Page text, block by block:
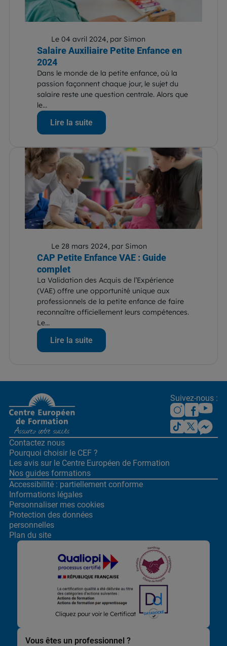
Le 04 avril 2024, par Simon
Salaire Auxiliaire Petite Enfance en
2024
Dans le monde de la petite enfance, où la
passion façonnent chaque jour, le sujet du
salaire reste une question centrale. Alors que
le...
Lire la suite
Le 28 mars 2024, par Simon
CAP Petite Enfance VAE : Guide
complet
La Validation des Acquis de l’Expérience
(VAE) offre une opportunité unique aux
professionnels de la petite enfance de faire
reconnaître officiellement leurs compétences.
Le...
Lire la suite
Suivez-nous :
Cliquez pour voir le Certificat
Contactez nous
Pourquoi choisir le CEF ?
Les avis sur le Centre Européen de Formation
Nos guides formations
Accessibilité : partiellement conforme
Informations légales
Personnaliser mes cookies
Protection des données
personnelles
Plan du site
Vous êtes un professionnel ?
Lors de la navigation sur notre site, nous recueillons et traitons
des données vous concernant qui nous permettent de vous
de vous adresser, directement ou via des partenaires, des